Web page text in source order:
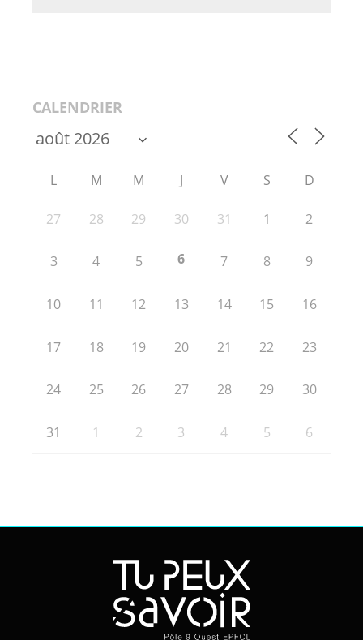
CALENDRIER
L M M J V S D
27 28 29 30 31 1 2
3 4 5 6 7 8 9
10 11 12 13 14 15 16
17 18 19 20 21 22 23
24 25 26 27 28 29 30
31 1 2 3 4 5 6